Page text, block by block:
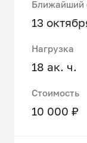
Ближайший
13
Нагрузка
18 ак. ч.
Стоимость
10 000 ₽